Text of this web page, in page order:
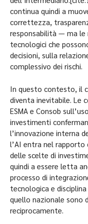
continua quindi a
correttezza,
responsabilità — ma le
tecnologici che
decisioni, sulla
complessivo dei rischi.
In questo contesto, il
diventa inevitabile. Le
ESMA e Consob
investimenti
l’innovazione interna
l’AI entra nel rapporto
delle scelte di
quindi a essere letta
processo di
tecnologica e
quello nazionale sono
reciprocamente.